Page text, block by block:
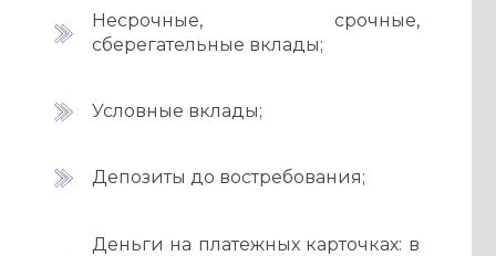
Несрочные, срочные,
сберегательные вклады;
Условные вклады;
Депозиты до востребования;
Деньги на платежных карточках: в